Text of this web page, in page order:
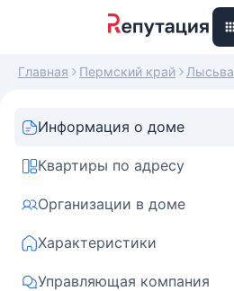
Главная Пермский край Лысьва
Информация о доме
Квартиры по адресу
Организации в доме
Характеристики
Управляющая компания